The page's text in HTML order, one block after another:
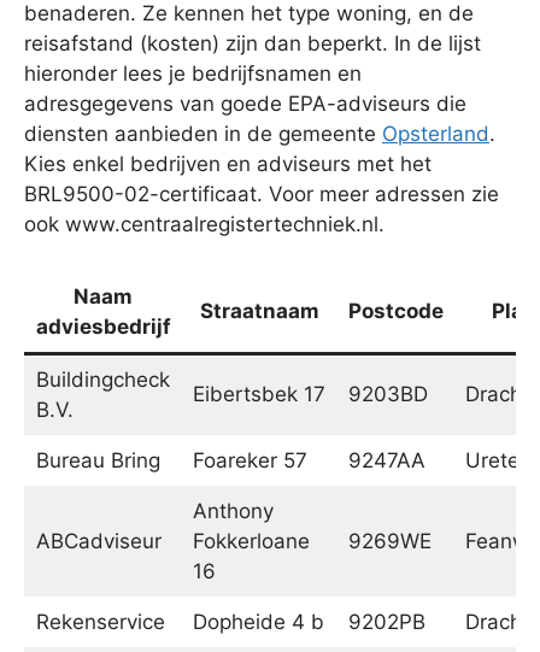
benaderen. Ze kennen het type woning, en de
reisafstand (kosten) zijn dan beperkt. In de lijst
hieronder lees je bedrijfsnamen en
adresgegevens van goede EPA-adviseurs die
diensten aanbieden in de gemeente Opsterland.
Kies enkel bedrijven en adviseurs met het
BRL9500-02-certificaat. Voor meer adressen zie
ook www.centraalregistertechniek.nl.
Naam
adviesbedrijf
Straatnaam Postcode
Buildingcheck
B.V.
Eibertsbek 17 9203BD
Bureau Bring Foareker 57 9247AA Ureterp
ABCadviseur
Anthony
Fokkerloane
16
9269WE
Rekenservice Dopheide 4 b 9202PB